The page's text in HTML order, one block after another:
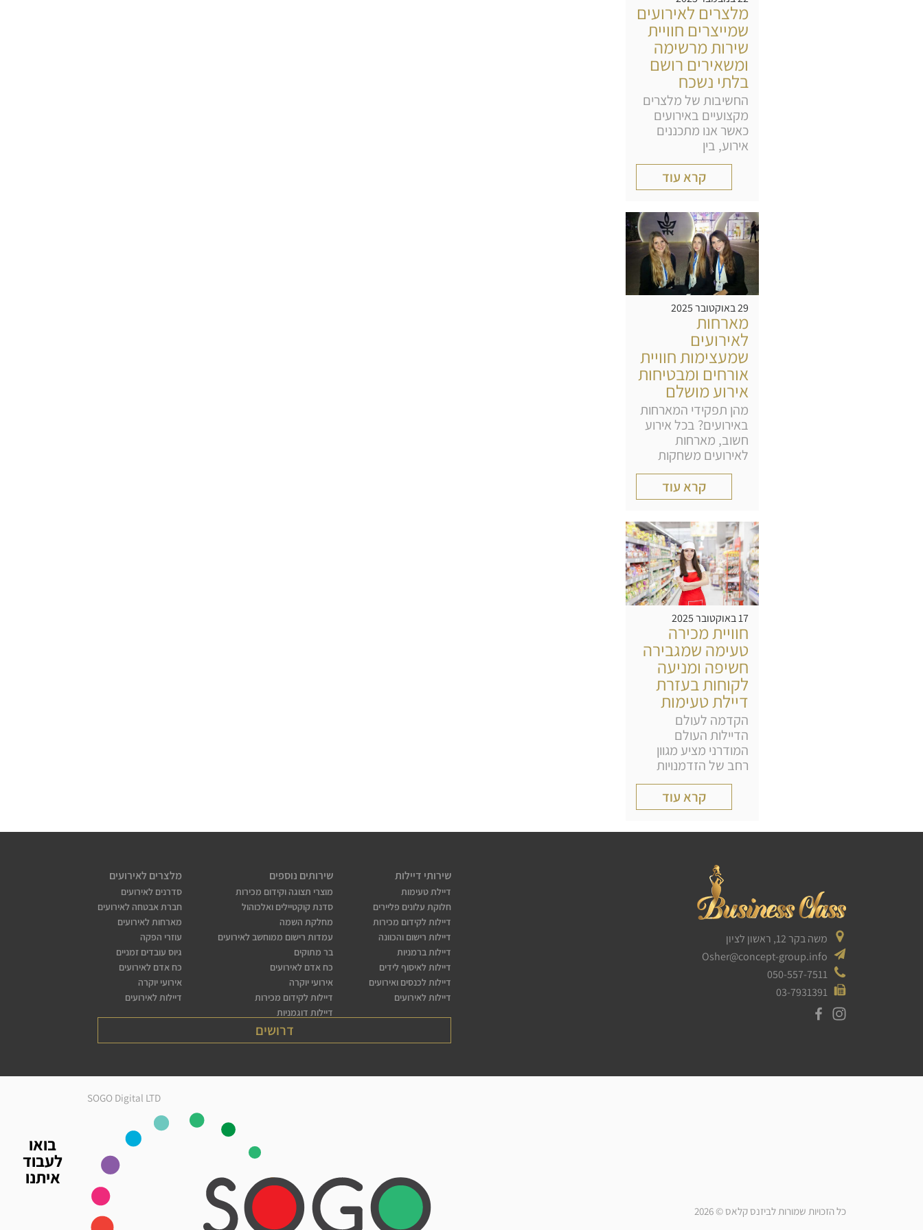
בואו
לעבוד
איתנו
מלצרים לאירועים
שמייצרים חוויית
שירות מרשימה
ומשאירים רושם
בלתי נשכח
החשיבות של מלצרים
מקצועיים באירועים
כאשר אנו מתכננים
אירוע, בין
קרא עוד
29 באוקטובר 2025
מארחות
לאירועים
שמעצימות חוויית
אורחים ומבטיחות
אירוע מושלם
מהן תפקידי המארחות
באירועים? בכל אירוע
חשוב, מארחות
לאירועים משחקות
קרא עוד
17 באוקטובר 2025
חוויית מכירה
טעימה שמגבירה
חשיפה ומניעה
לקוחות בעזרת
דיילת טעימות
הקדמה לעולם
הדיילות העולם
המודרני מציע מגוון
רחב של הזדמנויות
קרא עוד
משה בקר 12, ראשון לציון
Osher@concept-group.info
050-557-7511
03-7931391
שירותי דיילות
דיילת טעימות
חלוקת עלונים פליירים
דיילות לקידום מכירות
דיילות רישום והכוונה
דיילות ברמניות
דיילות לאיסוף לידים
דיילות לכנסים ואירועים
דיילות לאירועים
שירותים נוספים
מוצרי תצוגה וקידום מכירות
סדנת קוקטיילים ואלכוהול
מחלקת השמה
עמדות רישום ממוחשב לאירועים
בר מתוקים
כח אדם לאירועים
אירועי יוקרה
דיילות לקידום מכירות
דיילות דוגמניות
מלצרים לאירועים
סדרנים לאירועים
חברת אבטחה לאירועים
מארחות לאירועים
עוזרי הפקה
גיוס עובדים זמניים
כח אדם לאירועים
אירועי יוקרה
דיילות לאירועים
דרושים
כל הזכויות שמורות לביזנס קלאס © 2026
SOGO Digital LTD